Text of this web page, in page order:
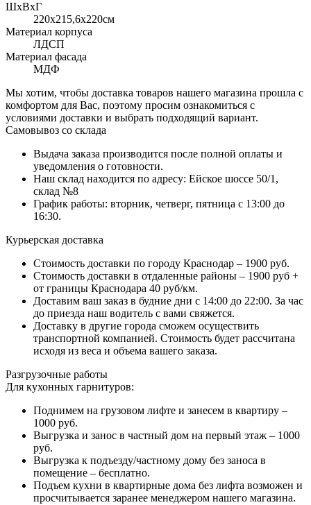
ШхВхГ
220x215,6х220см
Материал корпуса
ЛДСП
Материал фасада
МДФ
Мы хотим, чтобы доставка товаров нашего магазина прошла с
комфортом для Вас, поэтому просим ознакомиться с
условиями доставки и выбрать подходящий вариант.
Самовывоз со склада
Выдача заказа производится после полной оплаты и
уведомления о готовности.
Наш склад находится по адресу: Ейское шоссе 50/1,
склад №8
График работы: вторник, четверг, пятница с 13:00 до
16:30.
Курьерская доставка
Стоимость доставки по городу Краснодар – 1900 руб.
Стоимость доставки в отдаленные районы – 1900 руб +
от границы Краснодара 40 руб/км.
Доставим ваш заказ в будние дни с 14:00 до 22:00. За час
до приезда наш водитель с вами свяжется.
Доставку в другие города сможем осуществить
транспортной компанией. Стоимость будет рассчитана
исходя из веса и объема вашего заказа.
Разгрузочные работы
Для кухонных гарнитуров:
Поднимем на грузовом лифте и занесем в квартиру –
1000 руб.
Выгрузка и занос в частный дом на первый этаж – 1000
руб.
Выгрузка к подъезду/частному дому без заноса в
помещение – бесплатно.
Подъем кухни в квартирные дома без лифта возможен и
просчитывается заранее менеджером нашего магазина.